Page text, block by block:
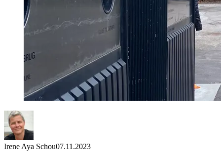
Irene Aya Schou07.11.2023